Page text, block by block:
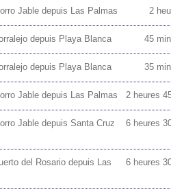
Jable depuis Las Palmas 2
depuis Playa Blanca 45
depuis Playa Blanca 35
Jable depuis Las Palmas 2 heures
Jable depuis Santa Cruz
6 heures
del Rosario depuis Las
6 heures